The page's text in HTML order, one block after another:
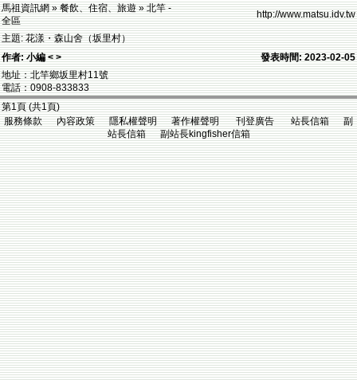
馬祖資訊網 » 餐飲、住宿、旅遊 » 北竿 -
全區
http://www.matsu.idv.tw
主題: 花漾・森山舍（坂里村）
作者: 小編 < >
發表時間: 2023-02-05
地址：北竿鄉坂里村11號
電話：0908-833833
第1頁 (共1頁)
服務條款 內容政策 隱私權聲明 著作權聲明 刊登廣告 站長信箱 副
站長信箱 副站長kingfisher信箱